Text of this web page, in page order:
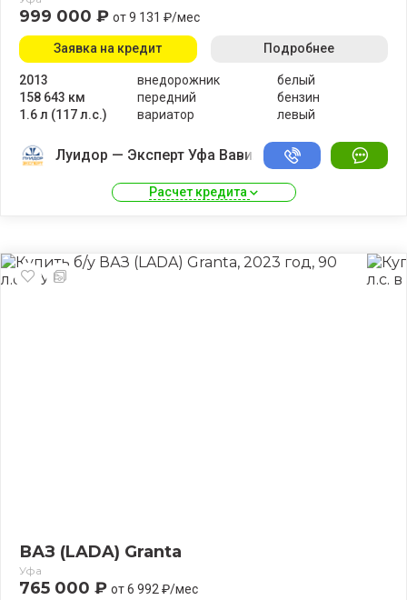
999 000 ₽ от 9 131 ₽/мес
2013
158 643 км
1.6 л (117 л.с.)
внедорожник
передний
вариатор
белый
бензин
левый
Заявка на кредит Подробнее
Луидор — Эксперт Уфа Вавилово
Расчет кредита
ВАЗ (LADA) Granta
Уфа
765 000 ₽ от 6 992 ₽/мес